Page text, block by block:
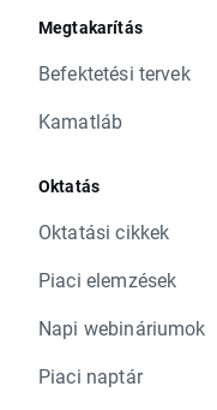
Megtakarítás
Befektetési tervek
Kamatláb
Oktatás
Oktatási cikkek
Piaci elemzések
Napi webináriumok
Piaci naptár